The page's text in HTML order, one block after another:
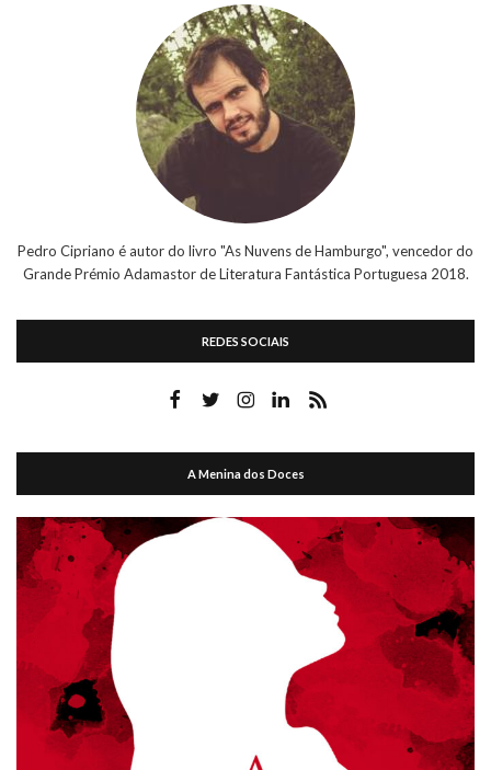
Pedro Cipriano é autor do livro "As Nuvens de Hamburgo", vencedor do
Grande Prémio Adamastor de Literatura Fantástica Portuguesa 2018.
REDES SOCIAIS
A Menina dos Doces